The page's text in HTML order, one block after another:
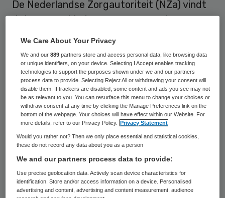
De Nederlandse Zorgautoriteit (NZa) vindt
dat zorgaanbieders en zorgverzekeraars
moeten uitvechten. Volgens de NZa maakt
dit zorgvragers onnodig ongerust.
Aanleiding voor de schrobbering is de
kwestie rond deinkoop van wijkverpleging
voor VGZ-verzekerden bij BrabantZorg. De
zorgaanbieder luidde eind mei denoodklok
omdat VGZ te weinig geld beschikbaar zou
hebben voor de wijkverpleging. Om die
reden kan BrabantZorg naar eigen zeggen
niet anders dan nieuwe VGZ-klanten vragen
We Care About Your Privacy
We and our889 partners store and access personal data, like browsing data
or unique identifiers, on your device. Selecting I Accept enables tracking
technologies to support the purposes shown under we and our partners
process data to provide. Selecting Reject All or withdrawing your consent will
disable them. If trackers are disabled, some content and ads you see may not
be as relevant to you. You can resurface this menu to change your choices or
withdraw consent at any time by clicking the Manage Preferences link on the
bottom of the webpage. Your choices will have effect within our Website. For
more details, refer to our Privacy Policy.
Privacy Statement
Would you rather not? Then we only place essential and statistical cookies,
these do not record any data about you as a person
We and our partners process data to provide:
Use precise geolocation data. Actively scan device characteristics for
identification. Store and/or access information on a device. Personalised
advertising and content, advertising and content measurement, audience